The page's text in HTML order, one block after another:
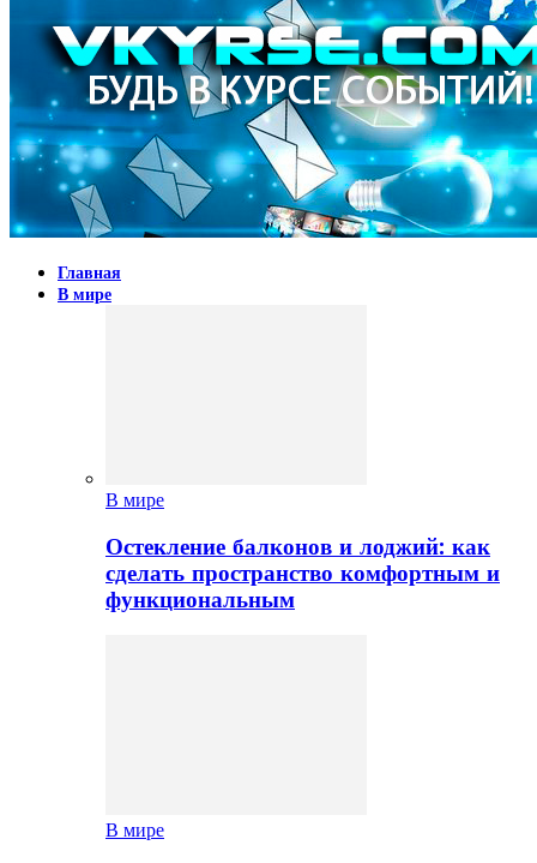
Главная
В мире
В мире
Остекление балконов и лоджий: как
сделать пространство комфортным и
функциональным
В мире